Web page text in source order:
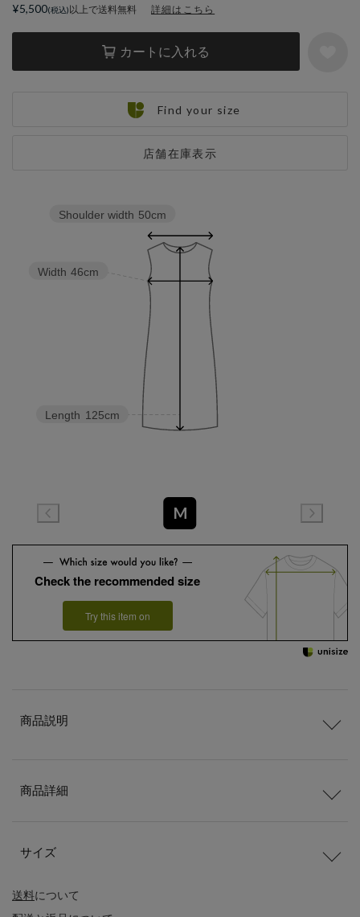
カートに入れる
店舗在庫表示
¥5,500 以上で送料無料 詳細はこちら
Find your size
Length 125cm
Width 46cm
Shoulder width 50cm
M
Check the recommended size
Try this item on
送料について
商品説明
商品詳細
サイズ